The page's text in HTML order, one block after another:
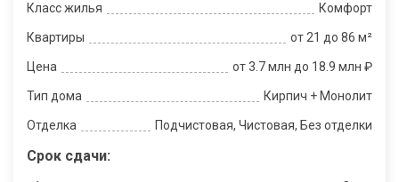
Класс жилья Комфорт
Квартиры от 21 до 86 м²
Цена от 3.7 млн до 18.9 млн ₽
Тип дома Кирпич + Монолит
Отделка Подчистовая, Чистовая, Без отделки
Срок сдачи: